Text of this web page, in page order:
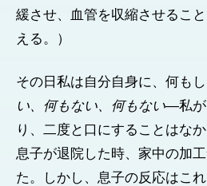
緩させ、血管を収縮させるこ
える。）
その日私は自分自身に、何もし
い、何もない、何もない―私が
り、二度と口にすることはな
息子が退院した時、家中の加
た。しかし、息子の反応はこ